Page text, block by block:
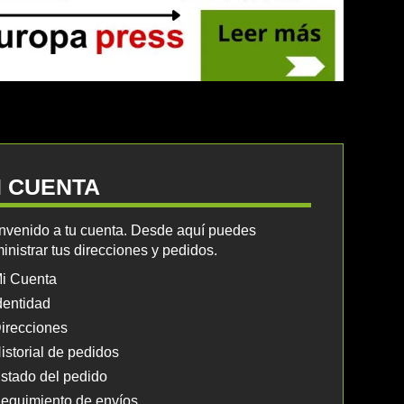
CUENTA
a tu cuenta. Desde aquí puedes
tus direcciones y pedidos.
Cuenta
de pedidos
del pedido
de envíos